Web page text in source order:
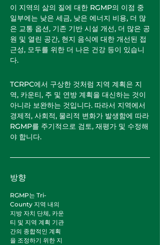
이 지역의 삶의 질에 대한 RGMP의 이점 중
일부에는 낮은 세금, 낮은 에너지 비용, 더 많
은 교통 옵션, 기존 기반 시설 개선, 더 많은 공
원 및 열린 공간, 현지 음식에 대한 개선된 접
근성, 모두를 위한 더 나은 건강 등이 있습니
다.
TCRPC에서 구상한 것처럼 지역 계획은 지
역, 카운티, 주 및 연방 계획을 대신하는 것이
아니라 보완하는 것입니다. 따라서 지역에서
경제적, 사회적, 물리적 변화가 발생함에 따라
RGMP를 주기적으로 검토, 재평가 및 수정해
야 합니다.
방향
RGMP는 Tri-
County 지역 내의
지방 자치 단체, 카운
티 및 지역 계획 기관
간의 종합적인 계획
을 조정하기 위한 지